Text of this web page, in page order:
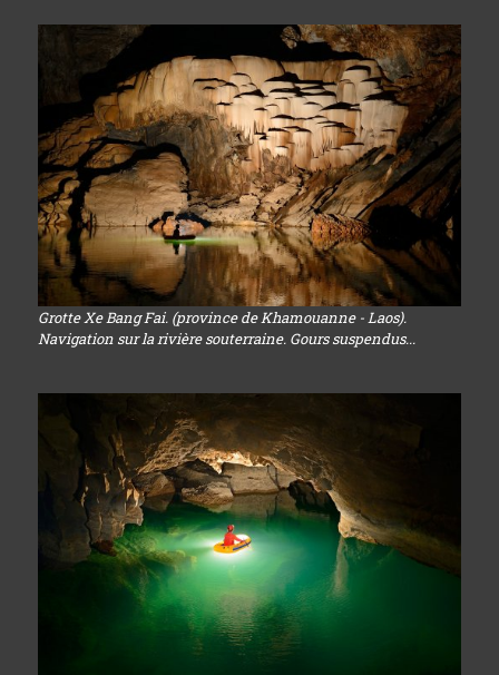
Grotte Xe Bang Fai. (province de Khamouanne - Laos).
Navigation sur la rivière souterraine. Gours suspendus...